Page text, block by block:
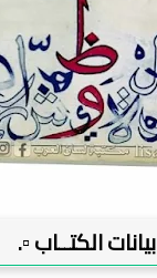
الكتــاب ▫️.